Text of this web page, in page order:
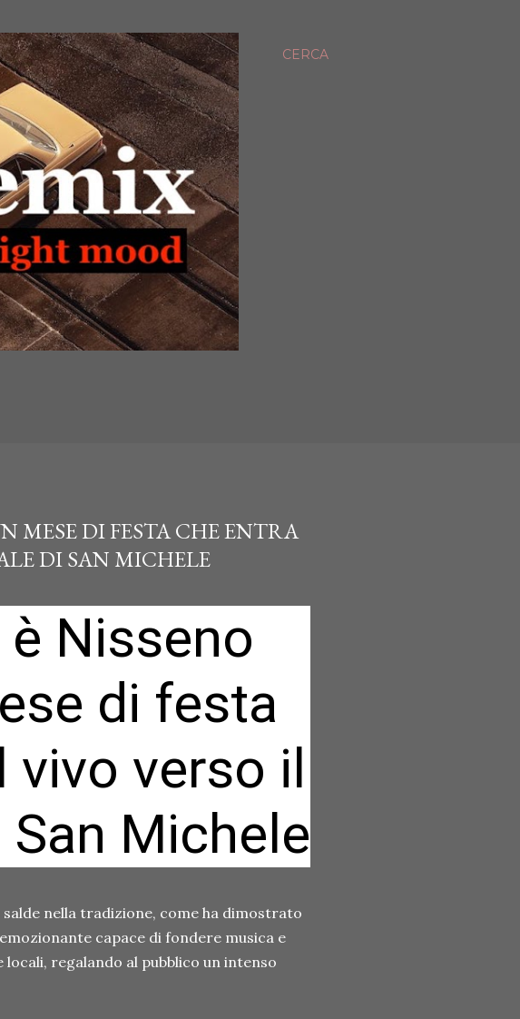
CERCA
MESE DI FESTA CHE ENTRA
DI SAN MICHELE
Nisseno
di festa
vivo verso il
Michele
nella tradizione, come ha dimostrato
capace di fondere musica e
regalando al pubblico un intenso